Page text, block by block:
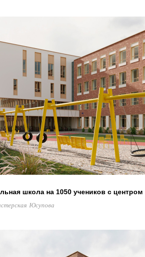
школа на 1050 учеников с центром
Юсупова